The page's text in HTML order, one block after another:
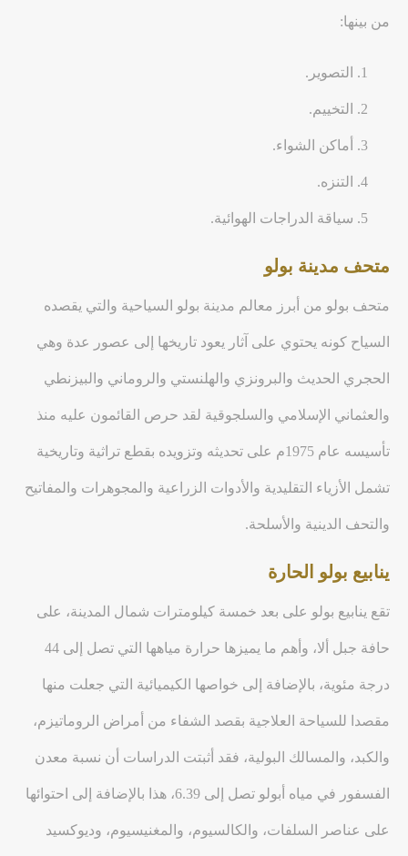
من بينها:
التصوير.
التخييم.
أماكن الشواء.
التنزه.
سياقة الدراجات الهوائية.
متحف مدينة بولو
متحف بولو من أبرز معالم مدينة بولو السياحية والتي يقصده
السياح كونه يحتوي على آثار يعود تاريخها إلى عصور عدة وهي
الحجري الحديث والبرونزي والهلنستي والروماني والبيزنطي
والعثماني الإسلامي والسلجوقية لقد حرص القائمون عليه منذ
تأسيسه عام 1975م على تحديثه وتزويده بقطع تراثية وتاريخية
تشمل الأزياء التقليدية والأدوات الزراعية والمجوهرات والمفاتيح
والتحف الدينية والأسلحة.
ينابيع بولو الحارة
تقع ينابيع بولو على بعد خمسة كيلومترات شمال المدينة، على
حافة جبل ألا، وأهم ما يميزها حرارة مياهها التي تصل إلى 44
درجة مئوية، بالإضافة إلى خواصها الكيميائية التي جعلت منها
مقصدا للسياحة العلاجية بقصد الشفاء من أمراض الروماتيزم،
والكبد، والمسالك البولية، فقد أثبتت الدراسات أن نسبة معدن
الفسفور في مياه أبولو تصل إلى 6.39، هذا بالإضافة إلى احتوائها
على عناصر السلفات، والكالسيوم، والمغنيسيوم، وديوكسيد